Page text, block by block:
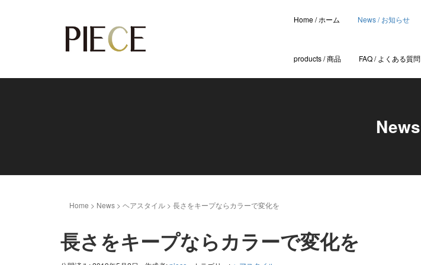
Home / ホーム News / お知らせ
products / 商品 FAQ / よくある質問
News
Home > News > ヘアスタイル > 長さをキープならカラーで変化を
長さをキープならカラーで変化を